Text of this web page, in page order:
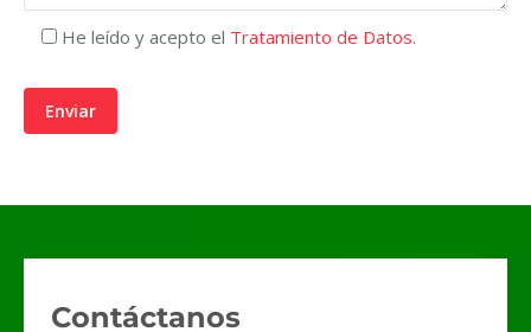
He leído y acepto el Tratamiento de Datos.
Contáctanos